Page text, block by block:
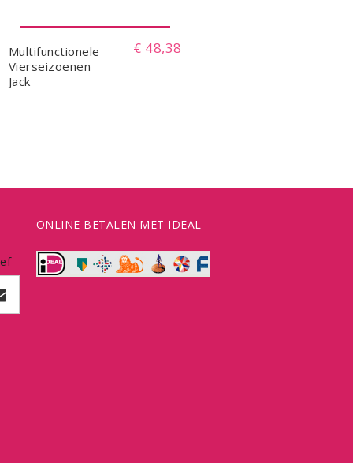
Multifunctionele
Vierseizoenen
Jack
€ 48,38
ONLINE BETALEN MET IDEAL